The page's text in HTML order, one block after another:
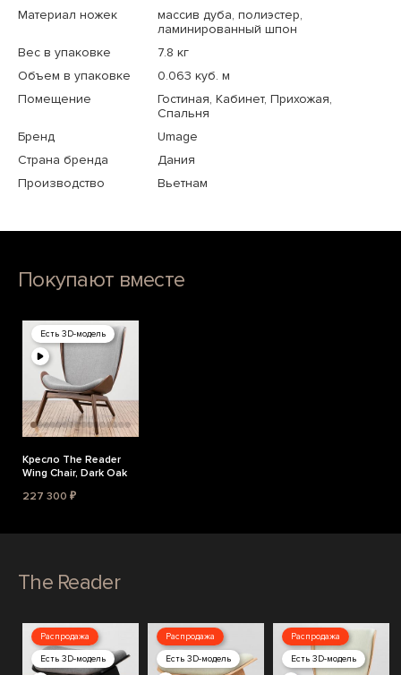
Материал ножек
массив дуба, полиэстер,
ламинированный шпон
Вес в упаковке
7.8 кг
Объем в упаковке
0.063 куб. м
Помещение
Гостиная, Кабинет, Прихожая,
Спальня
Бренд
Umage
Страна бренда
Дания
Производство
Вьетнам
Покупают вместе
Есть 3D-модель
Кресло The Reader
Wing Chair, Dark Oak
227 300 ₽
The Reader
Распродажа
Есть 3D-модель
Распродажа
Есть 3D-модель
Распродажа
Есть 3D-модель